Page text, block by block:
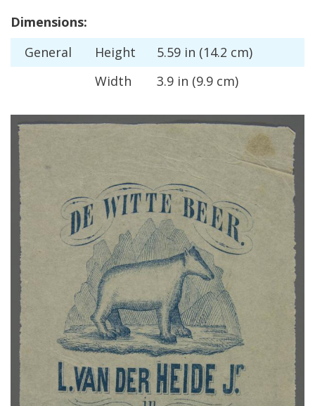
Dimensions:
General
Height 5.59 in (14.2 cm)
Width
3.9 in (9.9 cm)